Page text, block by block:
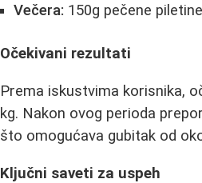
Večera: 150g pečene
Očekivani rezultati
Prema iskustvima korisnika,
kg. Nakon ovog perioda
što omogućava gubitak od
Ključni saveti za uspeh